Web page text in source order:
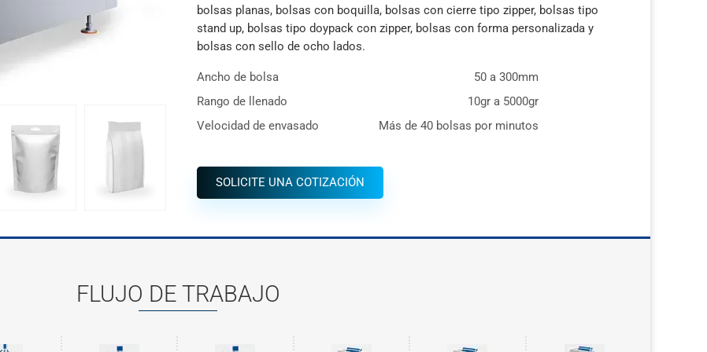
bolsas planas, bolsas con boquilla, bolsas con cierre tipo zipper, bolsas tipo
stand up, bolsas tipo doypack con zipper, bolsas con forma personalizada y
bolsas con sello de ocho lados.
Ancho de bolsa
50 a 300mm
Rango de llenado
10gr a 5000gr
Velocidad de envasado
Más de 40 bolsas por minutos
SOLICITE UNA COTIZACIÓN
FLUJO DE TRABAJO